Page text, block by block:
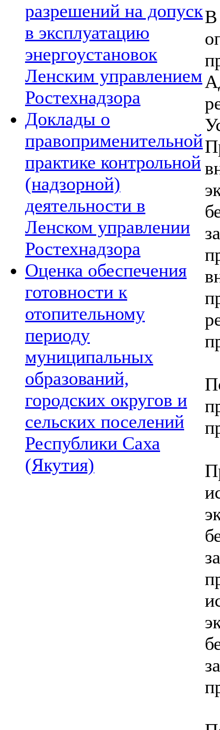
разрешений на допуск
в эксплуатацию
энергоустановок
Ленским управлением
Ростехнадзора
Доклады о
правоприменительной
практике контрольной
(надзорной)
деятельности в
Ленском управлении
Ростехнадзора
Оценка обеспечения
готовности к
отопительному
периоду
муниципальных
образований,
городских округов и
сельских поселений
Республики Саха
(Якутия)
В